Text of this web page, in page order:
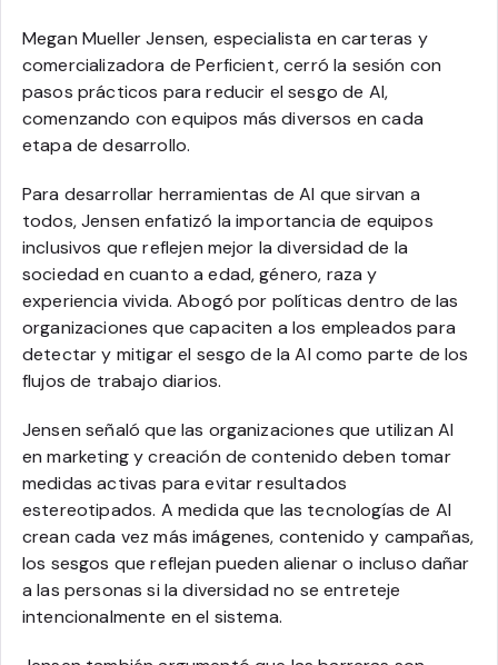
Megan Mueller Jensen, especialista en carteras y
comercializadora de Perficient, cerró la sesión con
pasos prácticos para reducir el sesgo de AI,
comenzando con equipos más diversos en cada
etapa de desarrollo.
Para desarrollar herramientas de AI que sirvan a
todos, Jensen enfatizó la importancia de equipos
inclusivos que reflejen mejor la diversidad de la
sociedad en cuanto a edad, género, raza y
experiencia vivida. Abogó por políticas dentro de las
organizaciones que capaciten a los empleados para
detectar y mitigar el sesgo de la AI como parte de los
flujos de trabajo diarios.
Jensen señaló que las organizaciones que utilizan AI
en marketing y creación de contenido deben tomar
medidas activas para evitar resultados
estereotipados. A medida que las tecnologías de AI
crean cada vez más imágenes, contenido y campañas,
los sesgos que reflejan pueden alienar o incluso dañar
a las personas si la diversidad no se entreteje
intencionalmente en el sistema.